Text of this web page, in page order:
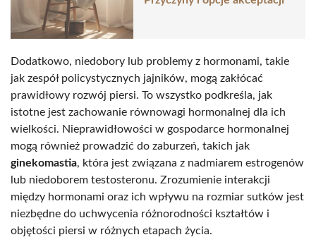
Dodatkowo, niedobory lub problemy z hormonami, takie
jak zespół policystycznych jajników, mogą zakłócać
prawidłowy rozwój piersi. To wszystko podkreśla, jak
istotne jest zachowanie równowagi hormonalnej dla ich
wielkości. Nieprawidłowości w gospodarce hormonalnej
mogą również prowadzić do zaburzeń, takich jak
ginekomastia, która jest związana z nadmiarem estrogenów
lub niedoborem testosteronu. Zrozumienie interakcji
między hormonami oraz ich wpływu na rozmiar sutków jest
niezbędne do uchwycenia różnorodności kształtów i
objętości piersi w różnych etapach życia.